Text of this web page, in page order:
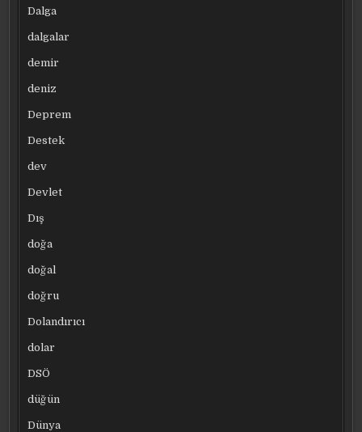
Dalga
dalgalar
demir
deniz
Deprem
Destek
dev
Devlet
Dış
doğa
doğal
doğru
Dolandırıcı
dolar
DSÖ
düğün
Dünya